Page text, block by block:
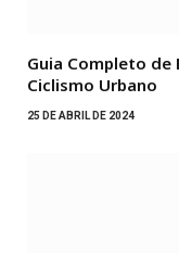
Guia Completo de
Ciclismo Urbano
25 DE ABRIL DE 2024